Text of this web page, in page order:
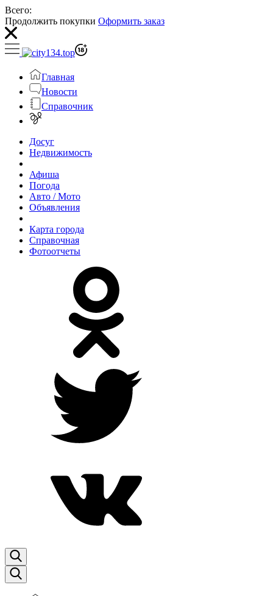
Всего:
Продолжить покупки Оформить заказ
Главная
Новости
Справочник
Досуг
Недвижимость
Афиша
Погода
Авто / Мото
Объявления
Карта города
Справочная
Фотоотчеты